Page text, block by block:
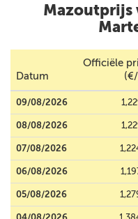
Mazoutprijs
Datum
Officiële
09/08/2026
08/08/2026
07/08/2026
06/08/2026
05/08/2026